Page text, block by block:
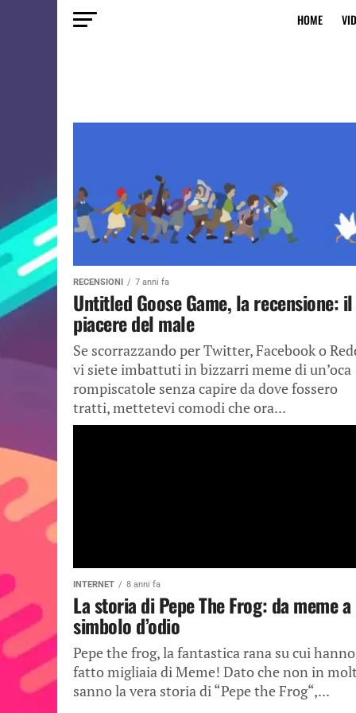
HOME
RECENSIONI 7 anni fa
Untitled Goose Game, la recensione: il
piacere del male
Se scorrazzando per Twitter, Facebook o
vi siete imbattuti in bizzarri meme di un’oca
rompiscatole senza capire da dove fossero
tratti, mettetevi comodi che ora...
INTERNET 8 anni fa
La storia di Pepe The Frog: da meme a
simbolo d’odio
Pepe the frog, la fantastica rana su cui hanno
fatto migliaia di Meme! Dato che non in
sanno la vera storia di “Pepe the Frog“,...